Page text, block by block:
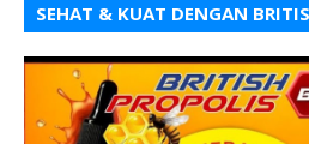
SEHAT & KUAT DENGAN